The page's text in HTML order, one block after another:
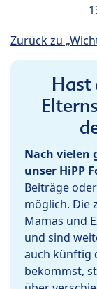
Zurück zu
Hast
Nach vielen
unser HiPP
Beiträge
möglich. Die
Mamas und
und sind
auch künftig
bekommst,